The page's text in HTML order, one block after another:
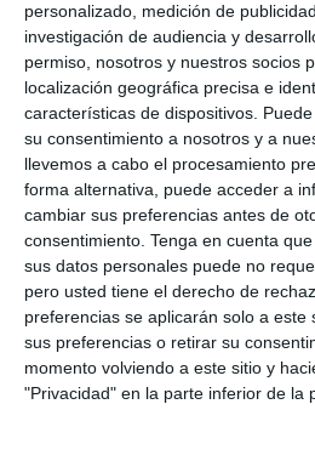
personalizado, medición de
investigación de audiencia y
permiso, nosotros y nuestros socios
localización geográfica precisa e
características de dispositivos.
su consentimiento a nosotros y a
llevemos a cabo el procesamiento
forma alternativa, puede acceder a
cambiar sus preferencias antes de
consentimiento. Tenga en cuenta
sus datos personales puede no
pero usted tiene el derecho de
preferencias se aplicarán solo a este
sus preferencias o retirar su
momento volviendo a este sitio y
"Privacidad" en la parte inferior de la
Precisa Agroseguro que, desde el
tormentas de pedrisco se han
las zonas productoras,
Aragón. Agroseguro harecibido
declaradas con siniestro, que
estimación de indemnizaciones
de euros
en el total nacional.
Pero, además, Agroseguro ha
también el 25 de junio otros10,8
productores asegurados en otras
plátano de Canarias, cítricos,
Si quiere recibir diariamente y
pinche aquí.